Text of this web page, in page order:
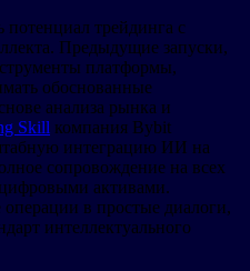
потенциал трейдинга с
Предыдущие запуски,
платформы,
обоснованные
анализа рынка и
Skill компания Bybit
интеграцию ИИ на
сопровождение на всех
активами.
в простые диалоги,
интеллектуального